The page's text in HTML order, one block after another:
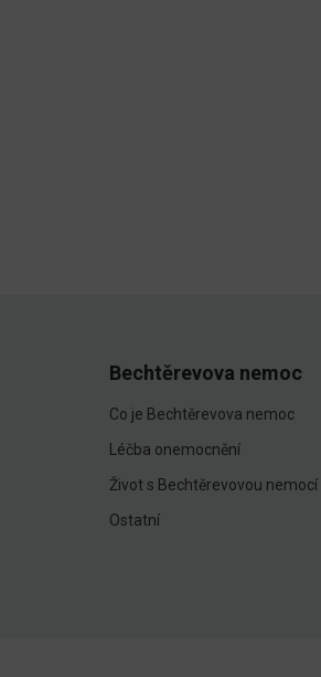
Bechtěrevova nemoc
Co je Bechtěrevova nemoc
Léčba onemocnění
Život s Bechtěrevovou nemocí
Ostatní